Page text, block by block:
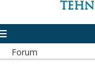
Forum